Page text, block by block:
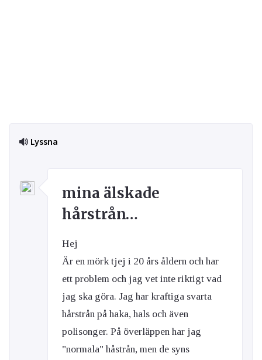
Lyssna
mina älskade
hårstrån…
Hej
Är en mörk tjej i 20 års åldern och har
ett problem och jag vet inte riktigt vad
jag ska göra. Jag har kraftiga svarta
hårstrån på haka, hals och även
polisonger. På överläppen har jag
"normala" håstrån, men de syns